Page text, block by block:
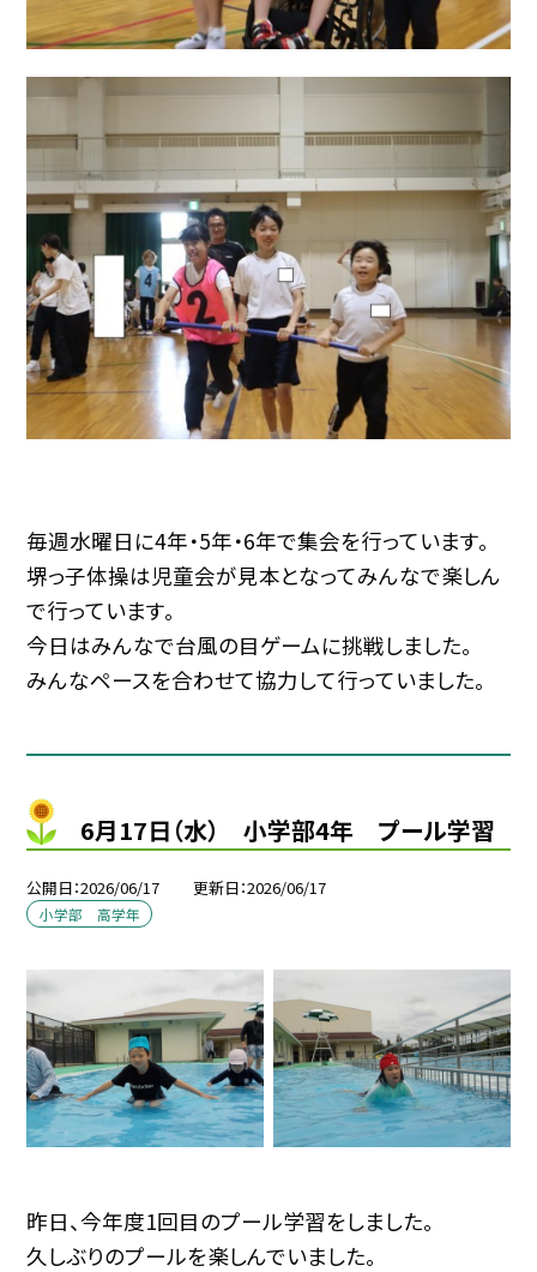
毎週水曜日に4年・5年・6年で集会を行っています。
堺っ子体操は児童会が見本となってみんなで楽しん
で行っています。
今日はみんなで台風の目ゲームに挑戦しました。
みんなペースを合わせて協力して行っていました。
6月17日（水） 小学部4年 プール学習
公開日 2026/06/17 更新日 2026/06/17
小学部 高学年
昨日、今年度1回目のプール学習をしました。
久しぶりのプールを楽しんでいました。